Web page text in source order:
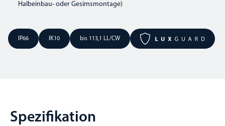
Halbeinbau- oder Gesimsmontage)
IP66 IK10 bis 113,1 LL/CW
Spezifikation